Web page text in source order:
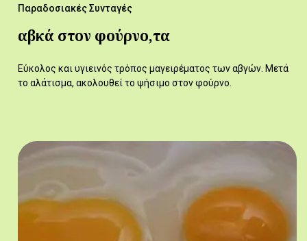
Παραδοσιακές Συνταγές
αβκά στον φούρνο,τα
Εύκολος και υγιεινός τρόπος μαγειρέματος των αβγών. Μετά
το αλάτισμα, ακολουθεί το ψήσιμο στον φούρνο.